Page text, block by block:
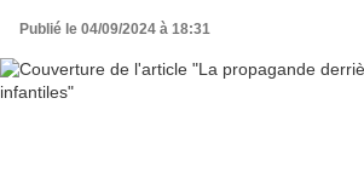
Publié le 04/09/2024 à 18:31